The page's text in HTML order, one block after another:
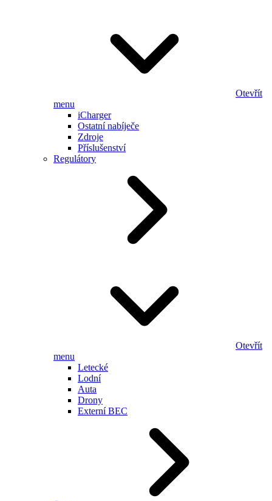
Otevřít
menu
iCharger
Ostatní nabíječe
Zdroje
Příslušenství
Regulátory
Otevřít
menu
Letecké
Lodní
Auta
Drony
Externí BEC